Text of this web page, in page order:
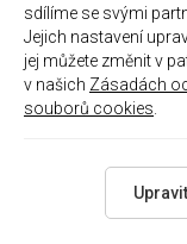
(zákon o
zejména §6
Galerie|
Copyright 2021 ©
sdílíme se svými
Jejich nastavení
jej můžete změnit v
v našich Zásadách
souborů cookies